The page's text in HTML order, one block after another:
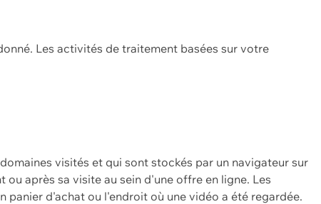
Les activités de traitement basées sur votre
visités et qui sont stockés par un navigateur sur
après sa visite au sein d'une offre en ligne. Les
panier d'achat ou l'endroit où une vidéo a été regardée.